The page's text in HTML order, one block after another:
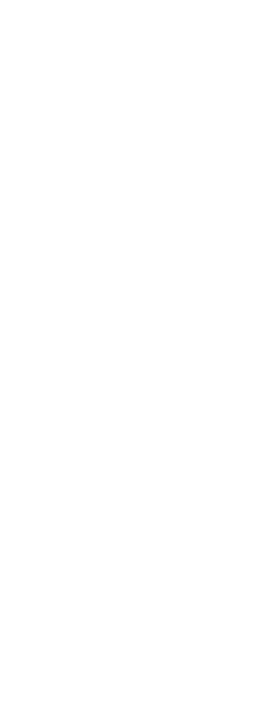
了承ください。
き作成されるも
をご了承くださ
御機器販売店・
ようお願いしま
にご登録され
社の共同利用者
とをご了承くだ
1000ppm以下、
はありません。
年1月12日よ
) : 1000ppm、
、
可)を取得する
これらの製造装
通知します。
、取り引きをい
ムロン制御